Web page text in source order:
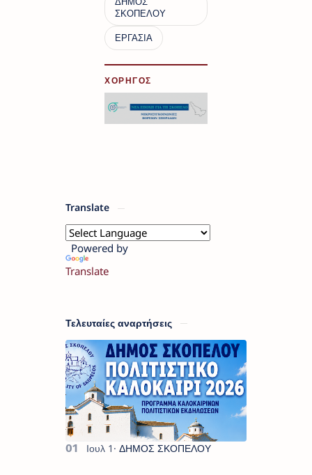
ΧΟΡΗΓΟΣ
Translate
Powered by
Translate
Τελευταίες αναρτήσεις